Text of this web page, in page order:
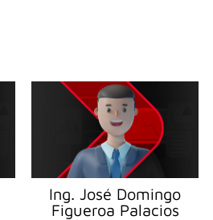
Ing. José Domingo
Figueroa Palacios